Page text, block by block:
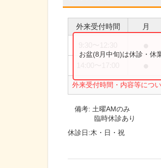
外来受付時間 月
外来受付時間・内容等につ
お盆(8月中旬)は休診・休
備考: 土曜AMのみ
臨時休診あり
休診日:木・日・祝